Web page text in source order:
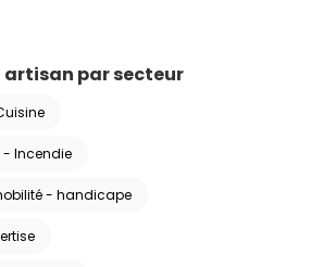
artisan par secteur
- Incendie
- handicape